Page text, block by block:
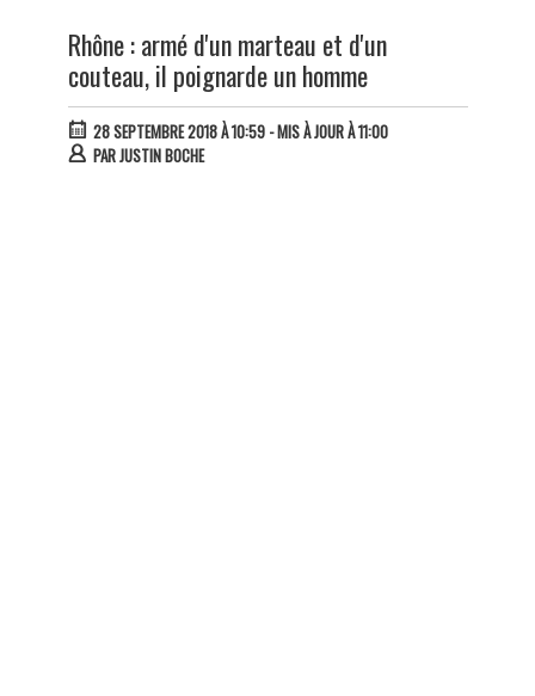
Rhône : armé d'un marteau et d'un
couteau, il poignarde un homme
28 SEPTEMBRE 2018 À 10:59- MIS À JOUR À 11:00
PARJUSTIN BOCHE